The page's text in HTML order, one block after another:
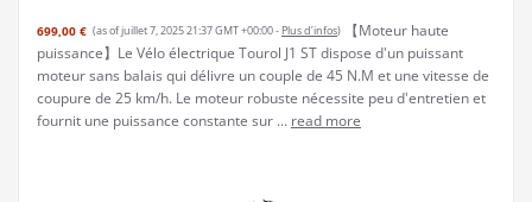
699,00 € (as of juillet 7, 2025 21:37 GMT +00:00 - Plus d’infos)
【Moteur haute
puissance】Le Vélo électrique Tourol J1 ST dispose d'un puissant
moteur sans balais qui délivre un couple de 45 N.M et une vitesse de
coupure de 25 km/h. Le moteur robuste nécessite peu d'entretien et
fournit une puissance constante sur ... read more